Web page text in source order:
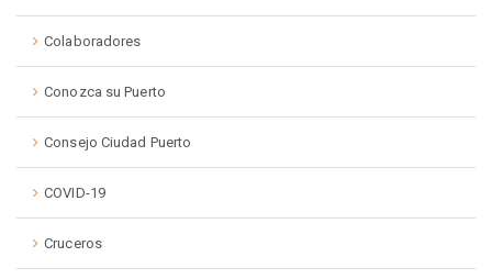
Colaboradores
Conozca su Puerto
Consejo Ciudad Puerto
COVID-19
Cruceros